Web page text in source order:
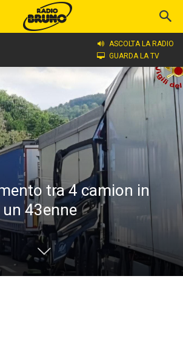
ASCOLTA LA RADIO
GUARDA LA TV
tra 4 camion in
43enne